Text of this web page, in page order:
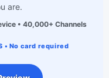
are.
• 40,000+ Channels
• No card required